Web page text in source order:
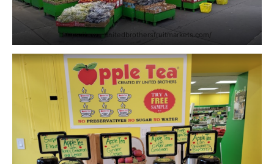
https://www.unitedbrothersfruitmarkets.com/